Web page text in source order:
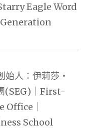
Eagle Word
人：伊莉莎・
(SEG)｜First-
｜
School